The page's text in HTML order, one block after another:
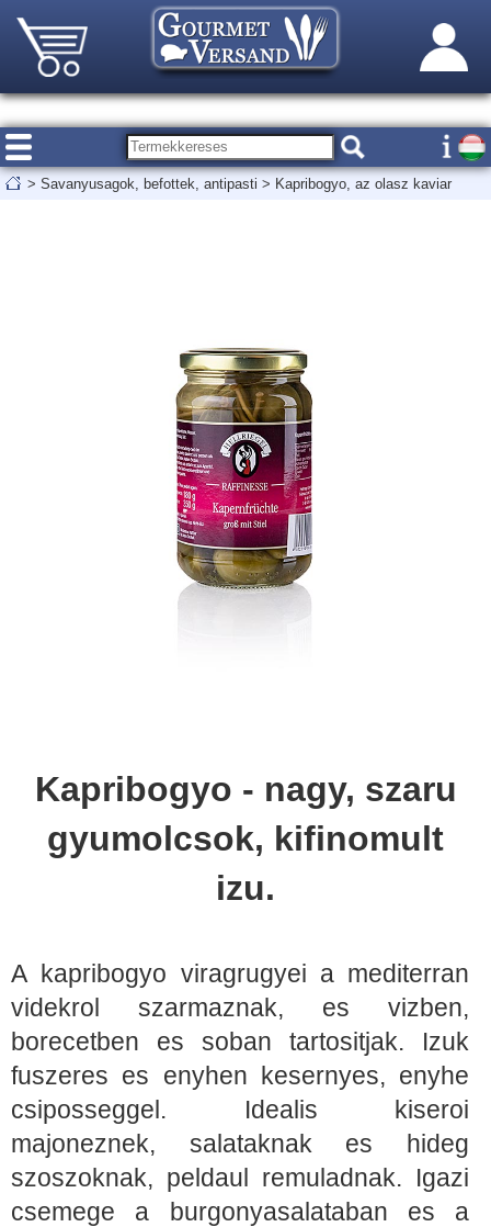
> Savanyusagok, befottek, antipasti > Kapribogyo, az olasz kaviar
Kapribogyo - nagy, szaru
gyumolcsok, kifinomult
izu.
A kapribogyo viragrugyei a mediterran
videkrol szarmaznak, es vizben,
borecetben es soban tartositjak. Izuk
fuszeres es enyhen kesernyes, enyhe
csiposseggel. Idealis kiseroi
majoneznek, salataknak es hideg
szoszoknak, peldaul remuladnak. Igazi
csemege a burgonyasalataban es a